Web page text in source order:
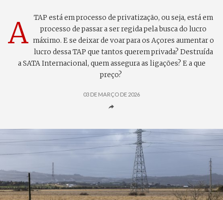
A
TAP está em processo de privatização, ou seja, está em
processo de passar a ser regida pela busca do lucro
máximo. E se deixar de voar para os Açores aumentar o
lucro dessa TAP que tantos querem privada? Destruída
a SATA Internacional, quem assegura as ligações? E a que
preço?
03 DE MARÇO DE 2026